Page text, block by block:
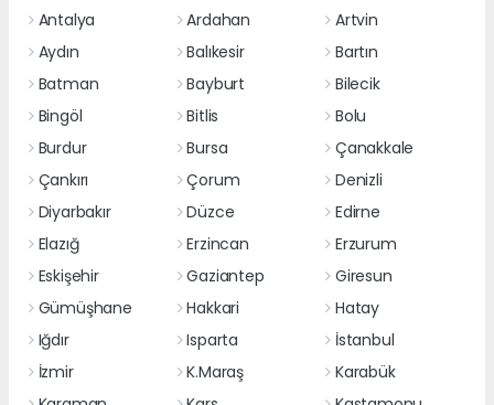
Antalya
Ardahan
Artvin
Aydın
Balıkesir
Bartın
Batman
Bayburt
Bilecik
Bingöl
Bitlis
Bolu
Burdur
Bursa
Çanakkale
Çankırı
Çorum
Denizli
Diyarbakır
Düzce
Edirne
Elazığ
Erzincan
Erzurum
Eskişehir
Gaziantep
Giresun
Gümüşhane
Hakkari
Hatay
Iğdır
Isparta
İstanbul
İzmir
K.Maraş
Karabük